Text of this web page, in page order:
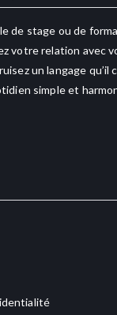
de stage ou de
votre relation avec
un langage qu’il
simple et